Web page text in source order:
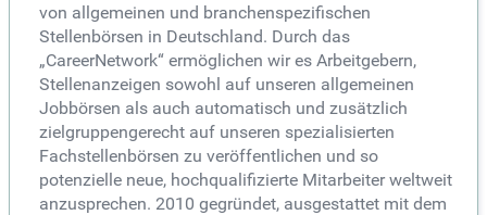
von allgemeinen und branchenspezifischen
Stellenbörsen in Deutschland. Durch das
„CareerNetwork“ ermöglichen wir es Arbeitgebern,
Stellenanzeigen sowohl auf unseren allgemeinen
Jobbörsen als auch automatisch und zusätzlich
zielgruppengerecht auf unseren spezialisierten
Fachstellenbörsen zu veröffentlichen und so
potenzielle neue, hochqualifizierte Mitarbeiter weltweit
anzusprechen. 2010 gegründet, ausgestattet mit dem